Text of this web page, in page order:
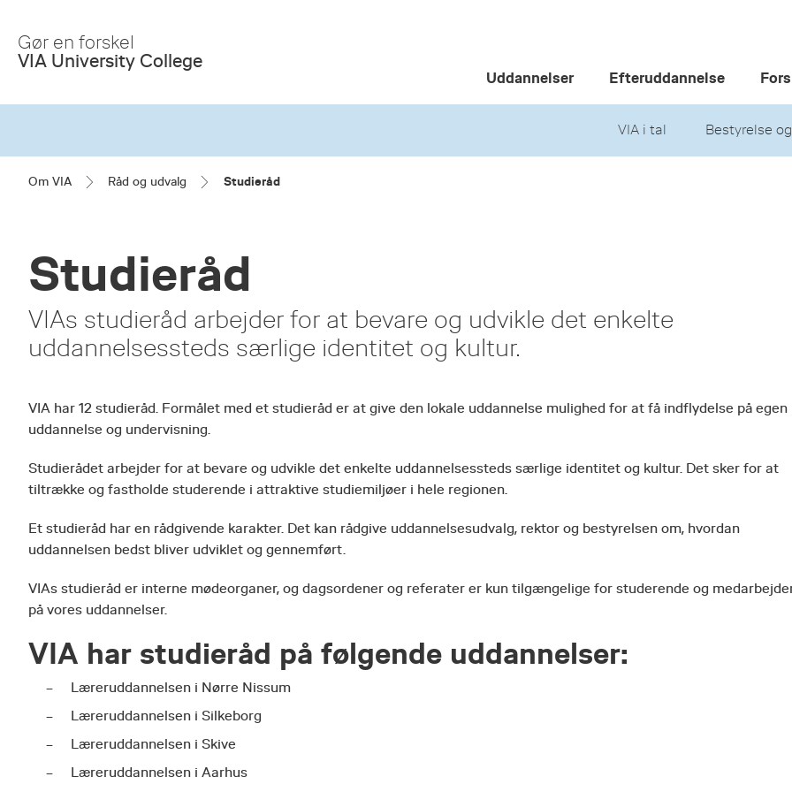
Main
Content
Gør en forskel
VIA University College
Uddannelser Efteruddannelse
VIA i tal Bestyrelse
Om VIA Råd og udvalg Studieråd
Studieråd
VIAs studieråd arbejder for at bevare og udvikle det enkelte
uddannelsessteds særlige identitet og kultur.
VIA har 12 studieråd. Formålet med et studieråd er at give den lokale uddannelse mulighed for at få indflydelse på egen
uddannelse og undervisning.
Studierådet arbejder for at bevare og udvikle det enkelte uddannelsessteds særlige identitet og kultur. Det sker for at
tiltrække og fastholde studerende i attraktive studiemiljøer i hele regionen.
Et studieråd har en rådgivende karakter. Det kan rådgive uddannelsesudvalg, rektor og bestyrelsen om, hvordan
uddannelsen bedst bliver udviklet og gennemført.
VIAs studieråd er interne mødeorganer, og dagsordener og referater er kun tilgængelige for studerende og
på vores uddannelser.
VIA har studieråd på følgende uddannelser:
Læreruddannelsen i Nørre Nissum
Læreruddannelsen i Silkeborg
Læreruddannelsen i Skive
Læreruddannelsen i Aarhus